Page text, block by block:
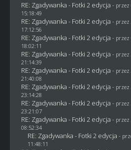
RE: Zgadywanka - Fotki 2 edycja - przez
15:18:49
RE: Zgadywanka - Fotki 2 edycja - przez
17:12:56
RE: Zgadywanka - Fotki 2 edycja - przez
18:02:11
RE: Zgadywanka - Fotki 2 edycja - przez
21:14:39
RE: Zgadywanka - Fotki 2 edycja - przez
21:40:08
RE: Zgadywanka - Fotki 2 edycja - przez
23:14:28
RE: Zgadywanka - Fotki 2 edycja - przez
23:21:07
RE: Zgadywanka - Fotki 2 edycja - przez
08:52:34
RE: Zgadywanka - Fotki 2 edycja -
11:48:11